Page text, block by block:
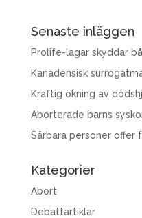
Senaste inläggen
Prolife-lagar skyddar
Kanadensisk
Kraftig ökning av
Aborterade barns
Sårbara personer offer
Kategorier
Abort
Debattartiklar